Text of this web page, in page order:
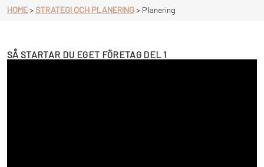
HOME> STRATEGI OCH PLANERING> Planering
SÅ STARTAR DU EGET FÖRETAG DEL 1